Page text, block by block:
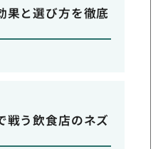
果と選び方を徹底
戦う飲食店のネズ